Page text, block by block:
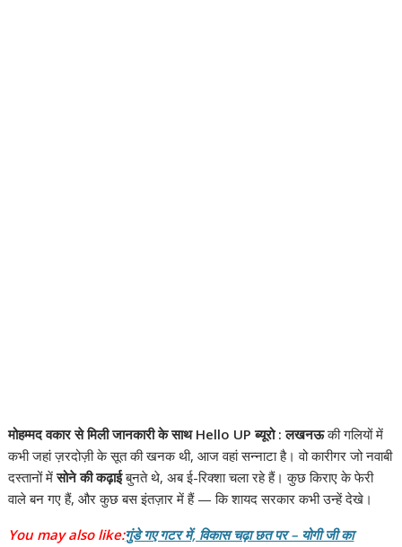
मोहम्मद वकार से मिली जानकारी के साथ Hello UP ब्यूरो : लखनऊकी गलियों में
कभी जहां ज़रदोज़ी के सूत की खनक थी, आज वहां सन्नाटा है। वो कारीगर जो नवाबी
दस्तानों मेंसोने की कढ़ाईबुनते थे, अब ई-रिक्शा चला रहे हैं। कुछ किराए के फेरी
वाले बन गए हैं, और कुछ बस इंतज़ार में हैं — कि शायद सरकार कभी उन्हें देखे।
You may also like:गुंडे गए गटर में, विकास चढ़ा छत पर – योगी जी का